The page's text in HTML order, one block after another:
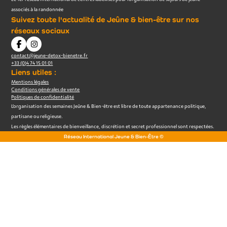
associés à la randonnée
Suivez toute l'actualité de Jeûne & bien-être sur nos
réseaux sociaux
contact@jeune-detox-bienetre.fr
+33 (0)4 74 15 01 01
Liens utiles :
Mentions légales
Conditions générales de vente
Politiques de confidentialité
L’organisation des semaines Jeûne & Bien-être est libre de toute appartenance politique,
partisane ou religieuse.
Les règles élémentaires de bienveillance, discrétion et secret professionnel sont respectées.
Réseau International Jeune & Bien-Être ©